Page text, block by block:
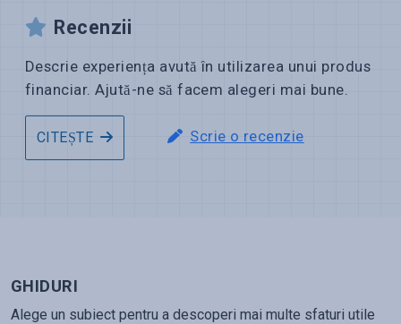
Recenzii
Descrie experiența avută în utilizarea unui produs
financiar. Ajută-ne să facem alegeri mai bune.
CITEȘTE Scrie o recenzie
GHIDURI
Alege un subiect pentru a descoperi mai multe sfaturi utile